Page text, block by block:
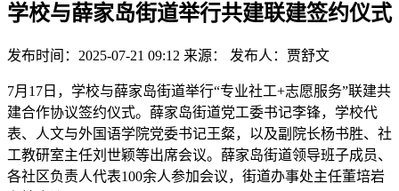
学校与薛家岛街道举行共建联建签约仪式
发布时间：2025-07-21 09:12 来源： 发布人：贾舒文
7月17日，学校与薛家岛街道举行“专业社工+志愿服务”联建共
建合作协议签约仪式。薛家岛街道党工委书记李锋，学校代
表、人文与外国语学院党委书记王粲，以及副院长杨书胜、社
工教研室主任刘世颖等出席会议。薛家岛街道领导班子成员、
各社区负责人代表100余人参加会议，街道办事处主任董培岩